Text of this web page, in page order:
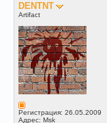
DENTNT
Artifact
Регистрация: 26.05.2009
Адрес: Msk